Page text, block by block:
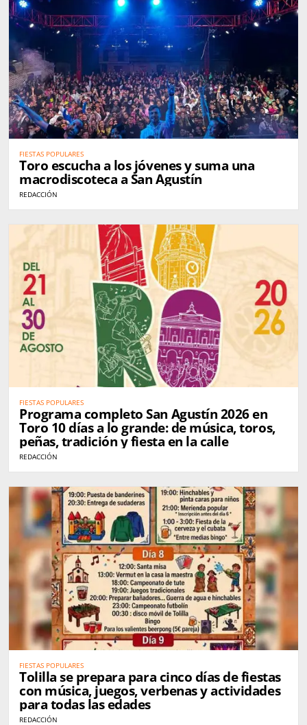
FIESTAS POPULARES
Toro escucha a los jóvenes y suma una
macrodiscoteca a San Agustín
REDACCIÓN
FIESTAS POPULARES
Programa completo San Agustín 2026 en
Toro 10 días a lo grande: de música, toros,
peñas, tradición y fiesta en la calle
REDACCIÓN
FIESTAS POPULARES
Tolilla se prepara para cinco días de fiestas
con música, juegos, verbenas y actividades
para todas las edades
REDACCIÓN